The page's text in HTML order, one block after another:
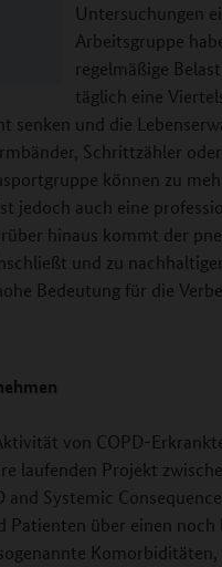
Untersuchungen
Arbeitsgruppe
regelmäßige
täglich eine
senken und die
Schrittzähler
können zu
jedoch auch eine
hinaus kommt der
und zu
Bedeutung für die
von COPD-
laufenden Projekt
and Systemic
über einen noch